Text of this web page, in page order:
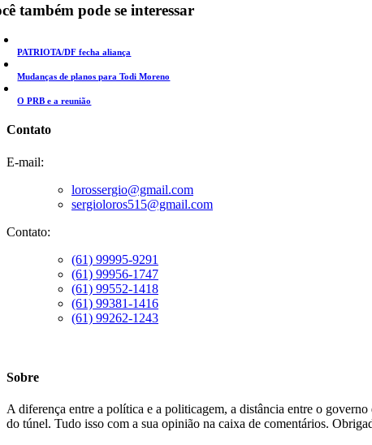
também pode se interessar
PATRIOTA/DF fecha aliança
Mudanças de planos para Todi Moreno
O PRB e a reunião
Contato
E-mail:
lorossergio@gmail.com
sergioloros515@gmail.com
Contato:
(61) 99995-9291
(61) 99956-1747
(61) 99552-1418
(61) 99381-1416
(61) 99262-1243
Sobre
A diferença entre a política e a politicagem, a distância entre o
do túnel. Tudo isso com a sua opinião na caixa de comentários.